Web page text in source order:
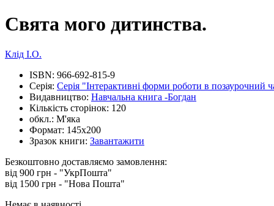
Свята мого дитинства.
Клід І.О.
ISBN: 966-692-815-9
Серія: Серія "Інтерактивні форми роботи в позаурочний
Видавництво: Навчальна книга -Богдан
Кількість сторінок: 120
обкл.: М'яка
Формат: 145х200
Зразок книги: Завантажити
Безкоштовно доставляємо замовлення:
від 900 грн - "УкрПошта"
від 1500 грн - "Нова Пошта"